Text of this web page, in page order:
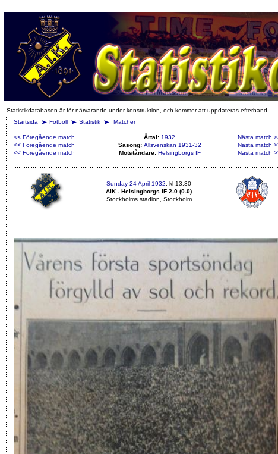
Statistikdatabasen är för närvarande under konstruktion, och kommer att uppdateras efterhand.
Startsida
Fotboll Statistik Matcher
<< Föregående match Årtal: 1932
Nästa match
<< Föregående match
Säsong: Allsvenskan 1931-32
Nästa match
<< Föregående match
Motståndare: Helsingborgs IF Nästa match
Sunday 24 April 1932 , kl 13:30
AIK - Helsingborgs IF 2-0 (0-0)
Stockholms stadion, Stockholm